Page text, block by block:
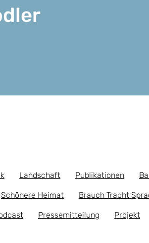
Landschaft Publikationen
Schönere Heimat Brauch Tracht
Pressemitteilung Projekt